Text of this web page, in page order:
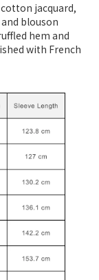
jacquard,
blouson
hem and
with French